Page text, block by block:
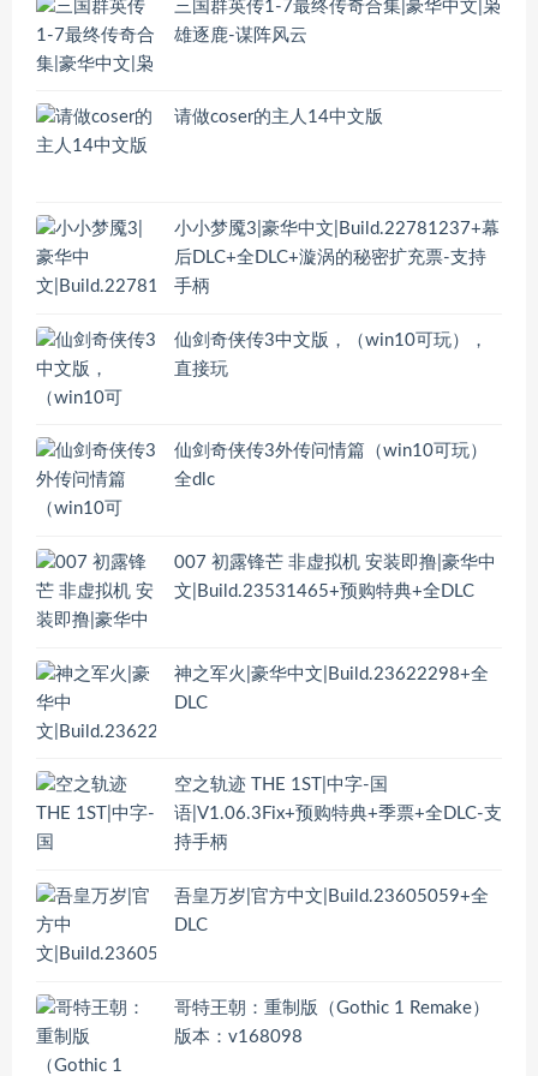
三国群英传1-7最终传奇合集|豪华中文|枭
雄逐鹿-谋阵风云
请做coser的主人14中文版
小小梦魇3|豪华中文|Build.22781237+幕
后DLC+全DLC+漩涡的秘密扩充票-支持
手柄
仙剑奇侠传3中文版，（win10可玩），
直接玩
仙剑奇侠传3外传问情篇（win10可玩）
全dlc
007 初露锋芒 非虚拟机 安装即撸|豪华中
文|Build.23531465+预购特典+全DLC
神之军火|豪华中文|Build.23622298+全
DLC
空之轨迹 THE 1ST|中字-国
语|V1.06.3Fix+预购特典+季票+全DLC-支
持手柄
吾皇万岁|官方中文|Build.23605059+全
DLC
哥特王朝：重制版（Gothic 1 Remake）
版本：v168098